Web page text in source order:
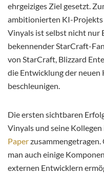
ehrgeiziges Ziel gesetzt.
ambitionierten KI-Projekts
Vinyals ist selbst nicht nur
bekennender StarCraft-
von StarCraft, Blizzard
die Entwicklung der
beschleunigen.
Die ersten sichtbaren
Vinyals und seine Kollegen
Paper
man auch einige
externen Entwicklern